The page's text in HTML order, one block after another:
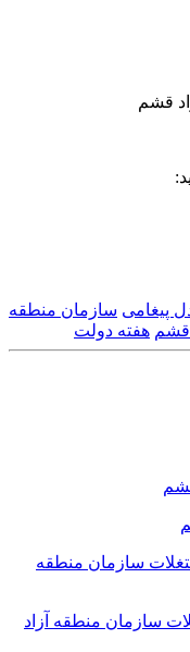
قشم
پیغامی سازمان منطقه
قشم هفته دولت
سازمان منطقه آزاد